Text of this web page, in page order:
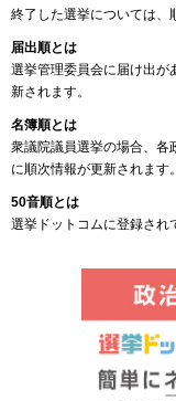
終了した選挙については、
届出順とは
選挙管理委員会に届け出が
新されます。
名簿順とは
衆議院議員選挙の場合、各
に順次情報が更新されます。
50音順とは
選挙ドットコムに登録され